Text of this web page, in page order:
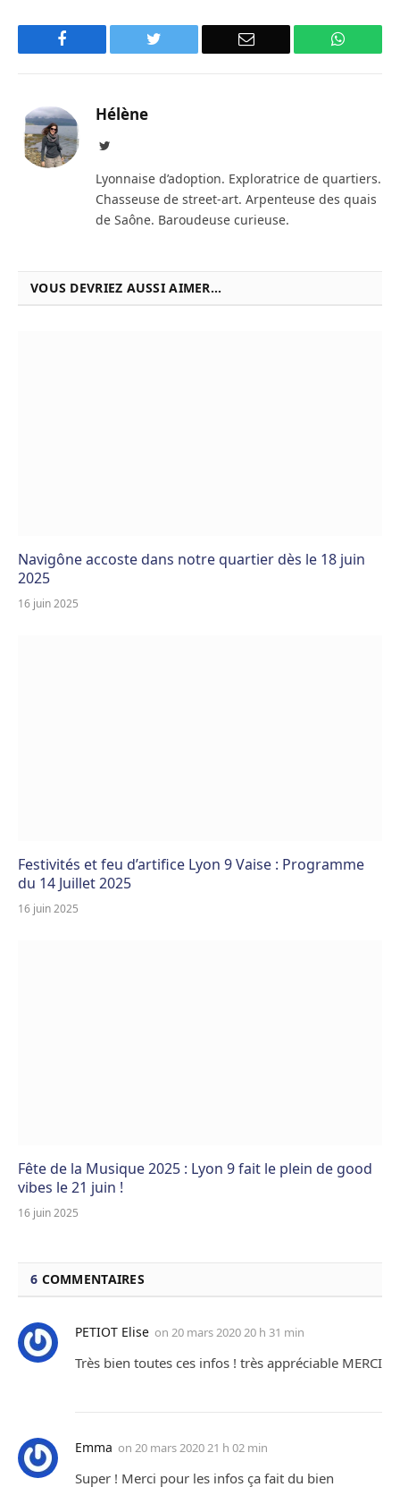
Email
Hélène
Twitter
Lyonnaise d’adoption. Exploratrice de quartiers.
Chasseuse de street-art. Arpenteuse des quais
de Saône. Baroudeuse curieuse.
VOUS DEVRIEZ AUSSI AIMER...
Navigône accoste dans notre quartier dès le 18 juin
2025
16 juin 2025
Festivités et feu d’artifice Lyon 9 Vaise : Programme
du 14 Juillet 2025
16 juin 2025
Fête de la Musique 2025 : Lyon 9 fait le plein de good
vibes le 21 juin !
16 juin 2025
6 COMMENTAIRES
PETIOT Elise on 20 mars 2020 20 h 31 min
Très bien toutes ces infos ! très appréciable MERCI
Emma on 20 mars 2020 21 h 02 min
Super ! Merci pour les infos ça fait du bien